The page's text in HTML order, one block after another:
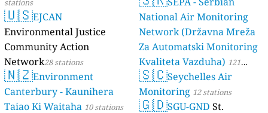
stations
🇺🇸EJCAN
Environmental Justice
Community Action
Network28 stations
🇳🇿Environment
Canterbury - Kaunihera
Taiao Ki Waitaha 10 stations
35808 stations
National Air Monitoring
Network (Državna Mreža
Za Automatski Monitoring
Kvaliteta Vazduha) 121
stations
🇸🇨Seychelles Air
Monitoring 12 stations
🇬🇩SGU-GND St.